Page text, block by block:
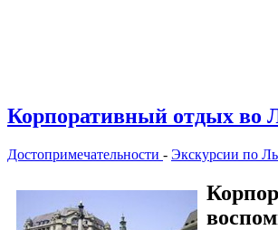
Корпоративный отдых во
Достопримечательности - Экскурсии по